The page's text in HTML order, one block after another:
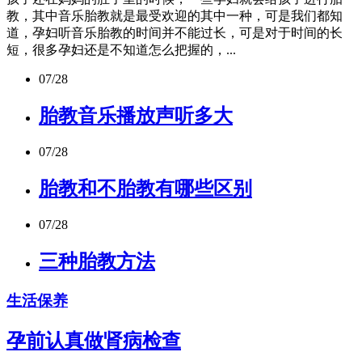
教，其中音乐胎教就是最受欢迎的其中一种，可是我们都知
道，孕妇听音乐胎教的时间并不能过长，可是对于时间的长
短，很多孕妇还是不知道怎么把握的，...
07/28
胎教音乐播放声听多大
07/28
胎教和不胎教有哪些区别
07/28
三种胎教方法
生活保养
孕前认真做肾病检查